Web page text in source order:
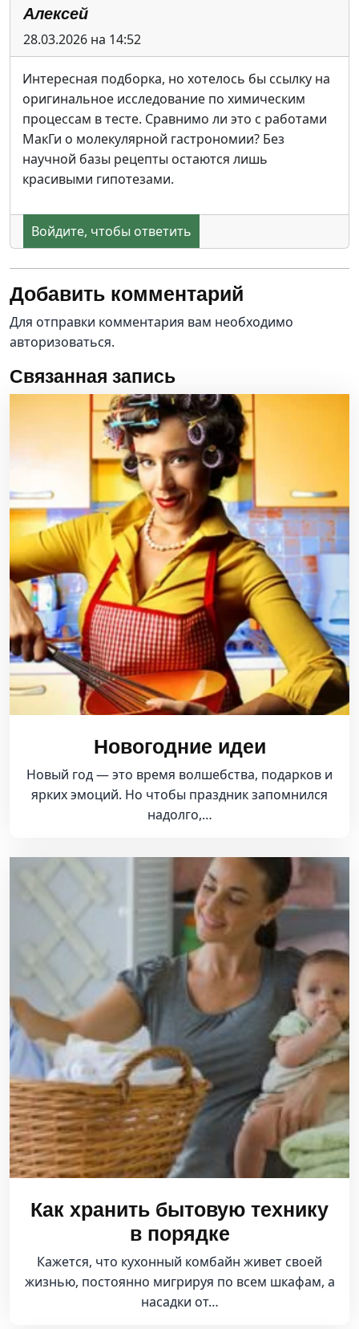
Алексей
28.03.2026 на 14:52
Интересная подборка, но хотелось бы ссылку на
оригинальное исследование по химическим
процессам в тесте. Сравнимо ли это с работами
МакГи о молекулярной гастрономии? Без
научной базы рецепты остаются лишь
красивыми гипотезами.
Войдите, чтобы ответить
Добавить комментарий
Для отправки комментария вам необходимо
авторизоваться.
Связанная запись
Новогодние идеи
Новый год — это время волшебства, подарков и
ярких эмоций. Но чтобы праздник запомнился
надолго,…
Как хранить бытовую технику
в порядке
Кажется, что кухонный комбайн живет своей
жизнью, постоянно мигрируя по всем шкафам, а
насадки от…